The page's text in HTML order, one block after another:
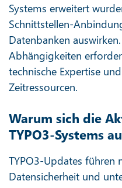
Systems erweitert
Schnittstellen-
Datenbanken
Abhängigkeiten
technische Expertise
Zeitressourcen.
Warum sich die
TYPO3-Systems
TYPO3-Updates führen
Datensicherheit und